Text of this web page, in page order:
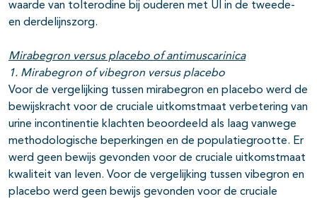
waarde van tolterodine bij ouderen met UI in de tweede-
en derdelijnszorg.
Mirabegron versus placebo of antimuscarinica
1. Mirabegron of vibegron versus placebo
Voor de vergelijking tussen mirabegron en placebo werd de
bewijskracht voor de cruciale uitkomstmaat verbetering van
urine incontinentie klachten beoordeeld als laag vanwege
methodologische beperkingen en de populatiegrootte. Er
werd geen bewijs gevonden voor de cruciale uitkomstmaat
kwaliteit van leven. Voor de vergelijking tussen vibegron en
placebo werd geen bewijs gevonden voor de cruciale